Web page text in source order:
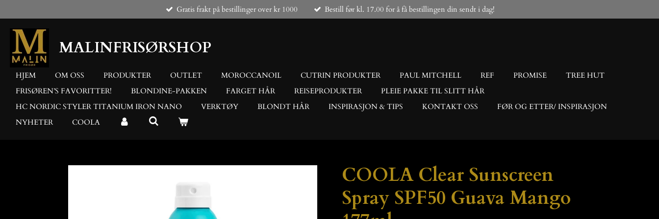
til
hovedinnhold
Gratis frakt på bestillinger over kr 1000 Bestill før kl. 17.00 for å få bestillingen din sendt i dag!
MALINFRISØRSHOP
HJEM OM OSS PRODUKTER OUTLET MOROCCANOIL CUTRIN PRODUKTER PAUL MITCHELL REF PROMISE
TREE HUT
FRISØREN’S FAVORITTER!
BLONDINE-PAKKEN FARGET HÅR REISEPRODUKTER
PLEIE PAKKE TIL SLITT HÅR
HC NORDIC STYLER TITANIUM IRON NANO
VERKTØY BLONDT HÅR INSPIRASJON & TIPS KONTAKT OSS
FØR OG ETTER/ INSPIRASJON
NYHETER
COOLA
COOLA Clear Sunscreen
Spray SPF50 Guava Mango